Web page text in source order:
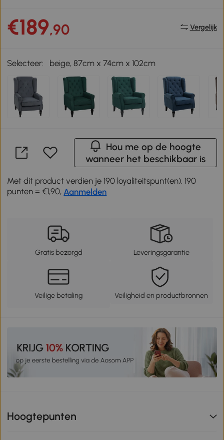
€189,90 Vergelijk
Selecteer: beige, 87cm x 74cm x 102cm
Hou me op de hoogte
wanneer het beschikbaar is
Met dit product verdien je 190 loyaliteitspunt(en). 190
punten = €1,90, Aanmelden
Gratis bezorgd Leveringsgarantie
Veilige betaling Veiligheid en productbronnen
Hoogtepunten